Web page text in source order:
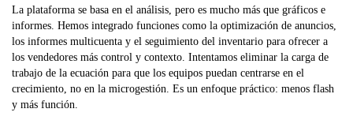
La plataforma se basa en el análisis, pero es mucho más que gráficos e
informes. Hemos integrado funciones como la optimización de anuncios,
los informes multicuenta y el seguimiento del inventario para ofrecer a
los vendedores más control y contexto. Intentamos eliminar la carga de
trabajo de la ecuación para que los equipos puedan centrarse en el
crecimiento, no en la microgestión. Es un enfoque práctico: menos flash
y más función.